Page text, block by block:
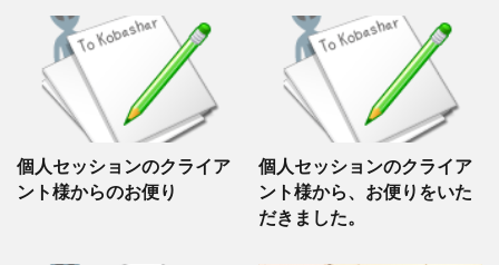
個人セッションのクライア
ント様からのお便り
個人セッションのクライア
ント様から、お便りをいた
だきました。